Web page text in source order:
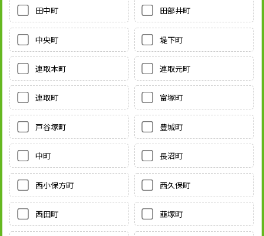
田中町 田部井町
中央町 堤下町
連取本町 連取元町
連取町 富塚町
戸谷塚町 豊城町
中町 長沼町
西小保方町 西久保町
西田町 韮塚町